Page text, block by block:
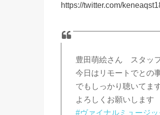
https://twitter.com/
豊田萌絵さん スタッ
今日はリモートでとの
でもしっかり聴いてま
よろしくお願いします
#ヴァイナルミュージッ